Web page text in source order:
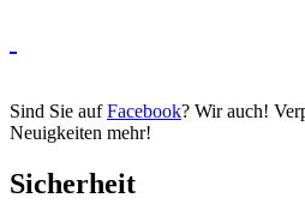
Sind Sie aufFacebook? Wir auch!
Neuigkeiten mehr!
Sicherheit